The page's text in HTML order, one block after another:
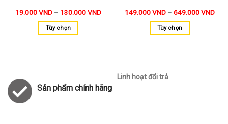
19.000VND – 130.000VND
Tùy chọn
149.000VND – 649.000VND
Tùy chọn
Sản phẩm chính hãng
Linh hoạt đổi trả